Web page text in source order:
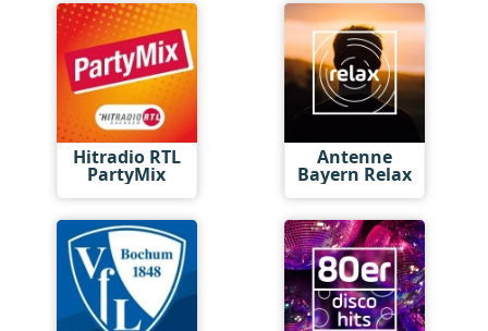
Hitradio RTL
PartyMix
Antenne
Bayern Relax